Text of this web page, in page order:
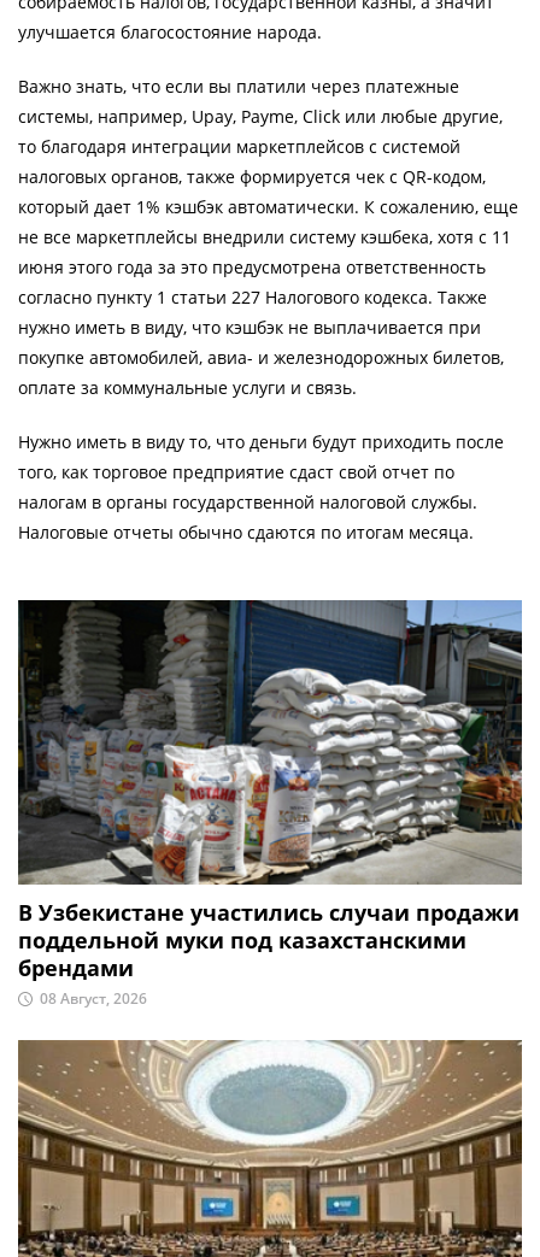
улучшается благосостояние народа.
Важно знать, что если вы платили через платежные
системы, например, Upay, Payme, Click или любые другие,
то благодаря интеграции маркетплейсов с системой
налоговых органов, также формируется чек с QR-кодом,
который дает 1% кэшбэк автоматически. К сожалению, еще
не все маркетплейсы внедрили систему кэшбека, хотя с 11
июня этого года за это предусмотрена ответственность
согласно пункту 1 статьи 227 Налогового кодекса. Также
нужно иметь в виду, что кэшбэк не выплачивается при
покупке автомобилей, авиа- и железнодорожных билетов,
оплате за коммунальные услуги и связь.
Нужно иметь в виду то, что деньги будут приходить после
того, как торговое предприятие сдаст свой отчет по
налогам в органы государственной налоговой службы.
Налоговые отчеты обычно сдаются по итогам месяца.
В Узбекистане участились случаи продажи
поддельной муки под казахстанскими
брендами
08 Август, 2026